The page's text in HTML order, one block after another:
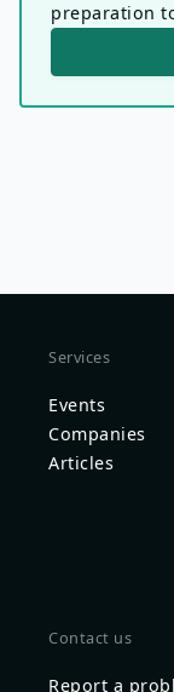
preparation
Services
Events
Companies
Articles
Contact us
Report a